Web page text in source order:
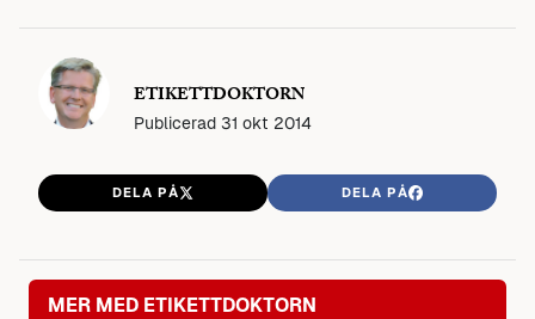
ETIKETTDOKTORN
Publicerad 31 okt 2014
DELA PÅ DELA PÅ
MER MED ETIKETTDOKTORN